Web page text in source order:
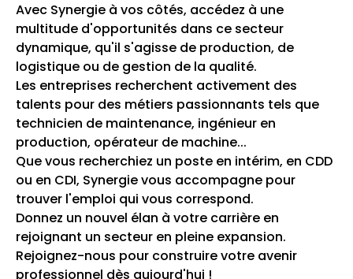
Avec Synergie à vos côtés, accédez à une
multitude d'opportunités dans ce secteur
dynamique, qu'il s'agisse de production, de
logistique ou de gestion de la qualité.
Les entreprises recherchent activement des
talents pour des métiers passionnants tels que
technicien de maintenance, ingénieur en
production, opérateur de machine...
Que vous recherchiez un poste en intérim, en CDD
ou en CDI, Synergie vous accompagne pour
trouver l'emploi qui vous correspond.
Donnez un nouvel élan à votre carrière en
rejoignant un secteur en pleine expansion.
Rejoignez-nous pour construire votre avenir
professionnel dès aujourd'hui !